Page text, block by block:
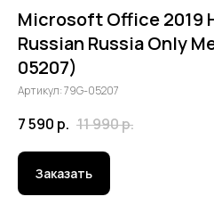
Microsoft Office 2019
Russian Russia Only
05207)
Артикул:79G-05207
7 590 р. 11 990р.
Заказать